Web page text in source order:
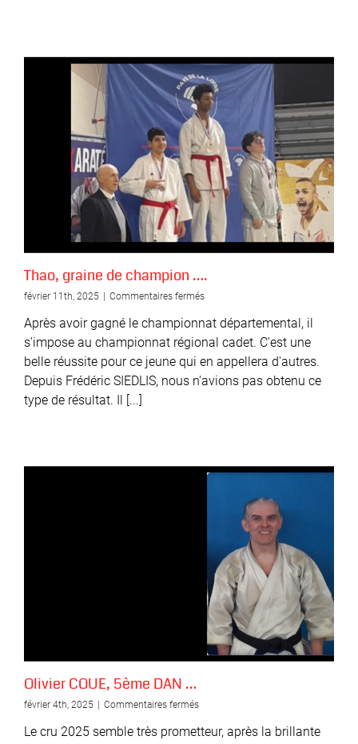
Thao, graine de champion ….
février 11th, 2025 | Commentaires ferméssur
graine
de
….
Après avoir gagné le championnat départemental, il
s'impose au championnat régional cadet. C'est une
belle réussite pour ce jeune qui en appellera d'autres.
Depuis Frédéric SIEDLIS, nous n'avions pas obtenu ce
type de résultat. Il [...]
Olivier COUE, 5ème DAN …
février 4th, 2025 Commentaires ferméssur
COUE,
Le cru 2025 semble très prometteur, après la brillante